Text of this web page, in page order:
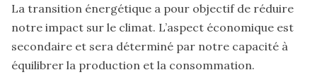
La transition énergétique a pour objectif de réduire
notre impact sur le climat. L’aspect économique est
secondaire et sera déterminé par notre capacité à
équilibrer la production et la consommation.